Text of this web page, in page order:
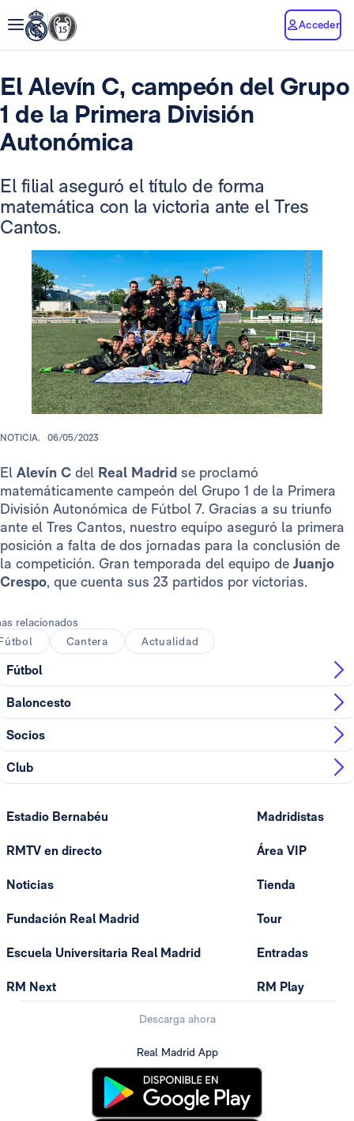
Acceder
El Alevín C, campeón del Grupo
1 de la Primera División
Autonómica
El filial aseguró el título de forma
matemática con la victoria ante el Tres
Cantos.
NOTICIA. 06/05/2023
El Alevín C del Real Madrid se proclamó
matemáticamente campeón del Grupo 1 de la Primera
División Autonómica de Fútbol 7. Gracias a su triunfo
ante el Tres Cantos, nuestro equipo aseguró la primera
posición a falta de dos jornadas para la conclusión de
la competición. Gran temporada del equipo de Juanjo
Crespo, que cuenta sus 23 partidos por victorias.
relacionados
Cantera Actualidad
Fútbol
Baloncesto
Socios
Club
Estadio Bernabéu
RMTV en directo
Noticias
Fundación Real Madrid
Escuela Universitaria Real Madrid
RM Next
Madridistas
Área VIP
Tienda
Tour
Entradas
RM Play
Descarga ahora
Real Madrid App